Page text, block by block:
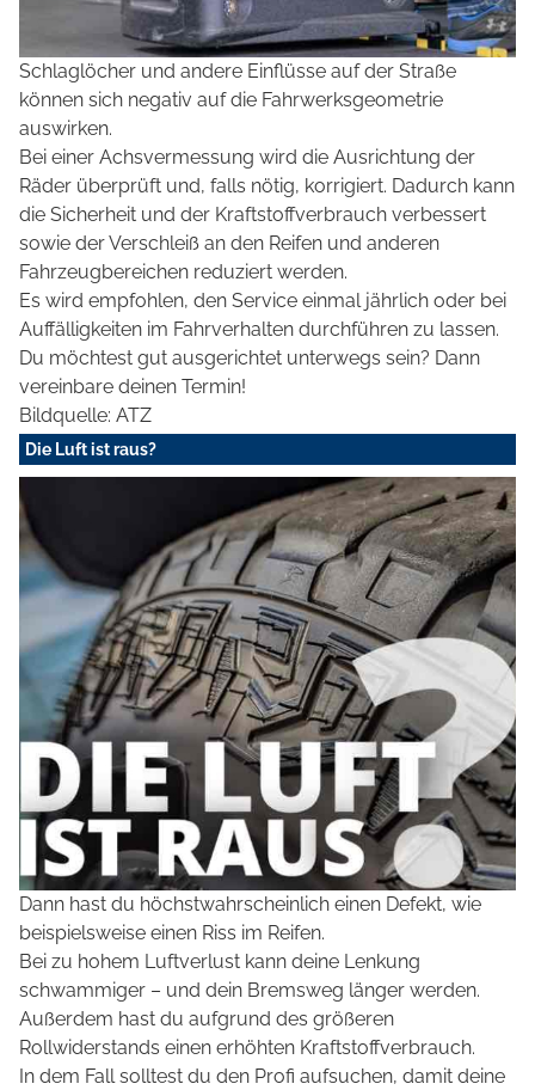
Schlaglöcher und andere Einflüsse auf der Straße
können sich negativ auf die Fahrwerksgeometrie
auswirken.
Bei einer Achsvermessung wird die Ausrichtung der
Räder überprüft und, falls nötig, korrigiert. Dadurch kann
die Sicherheit und der Kraftstoffverbrauch verbessert
sowie der Verschleiß an den Reifen und anderen
Fahrzeugbereichen reduziert werden.
Es wird empfohlen, den Service einmal jährlich oder bei
Auffälligkeiten im Fahrverhalten durchführen zu lassen.
Du möchtest gut ausgerichtet unterwegs sein? Dann
vereinbare deinen Termin!
Bildquelle: ATZ
Die Luft ist raus?
Dann hast du höchstwahrscheinlich einen Defekt, wie
beispielsweise einen Riss im Reifen.
Bei zu hohem Luftverlust kann deine Lenkung
schwammiger – und dein Bremsweg länger werden.
Außerdem hast du aufgrund des größeren
Rollwiderstands einen erhöhten Kraftstoffverbrauch.
In dem Fall solltest du den Profi aufsuchen, damit deine